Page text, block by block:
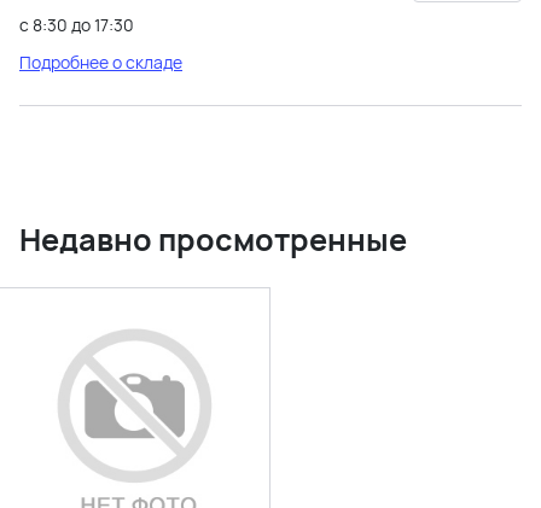
с 8:30 до 17:30
Подробнее о складе
Недавно просмотренные